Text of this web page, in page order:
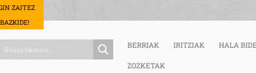
ZAITEZ
BAZKIDE!
BERRIAK IRITZIAK HALA
ZOZKETAK